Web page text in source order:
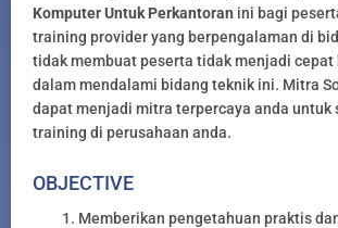
Komputer Untuk Perkantoran ini bagi
training provider yang berpengalaman di
tidak membuat peserta tidak menjadi cepat
dalam mendalami bidang teknik ini. Mitra
dapat menjadi mitra terpercaya anda untuk
training di perusahaan anda.
OBJECTIVE
Memberikan pengetahuan praktis